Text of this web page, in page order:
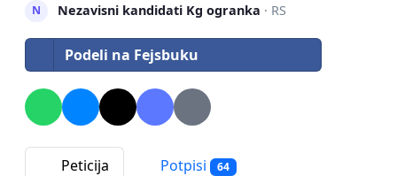
N Nezavisni kandidati Kg ogranka · RS
Podeli na Fejsbuku
Peticija Potpisi 64